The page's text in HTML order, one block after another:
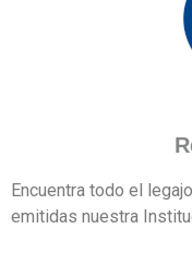
Encuentra todo el
emitidas nuestra